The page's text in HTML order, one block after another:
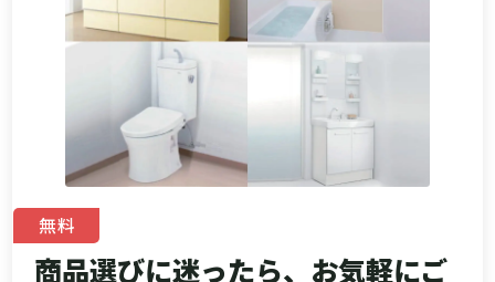
無料
商品選びに迷ったら、お気軽にご